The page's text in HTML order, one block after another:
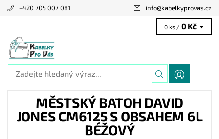
+420 705 007 081 info@kabelkyprovas.cz
0 ks / 0 Kč
MĚSTSKÝ BATOH DAVID
JONES CM6125 S OBSAHEM 6L
BÉŽOVÝ